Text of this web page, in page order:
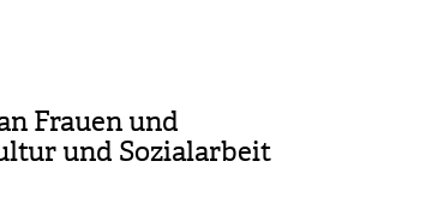
Frauen und
und Sozialarbeit